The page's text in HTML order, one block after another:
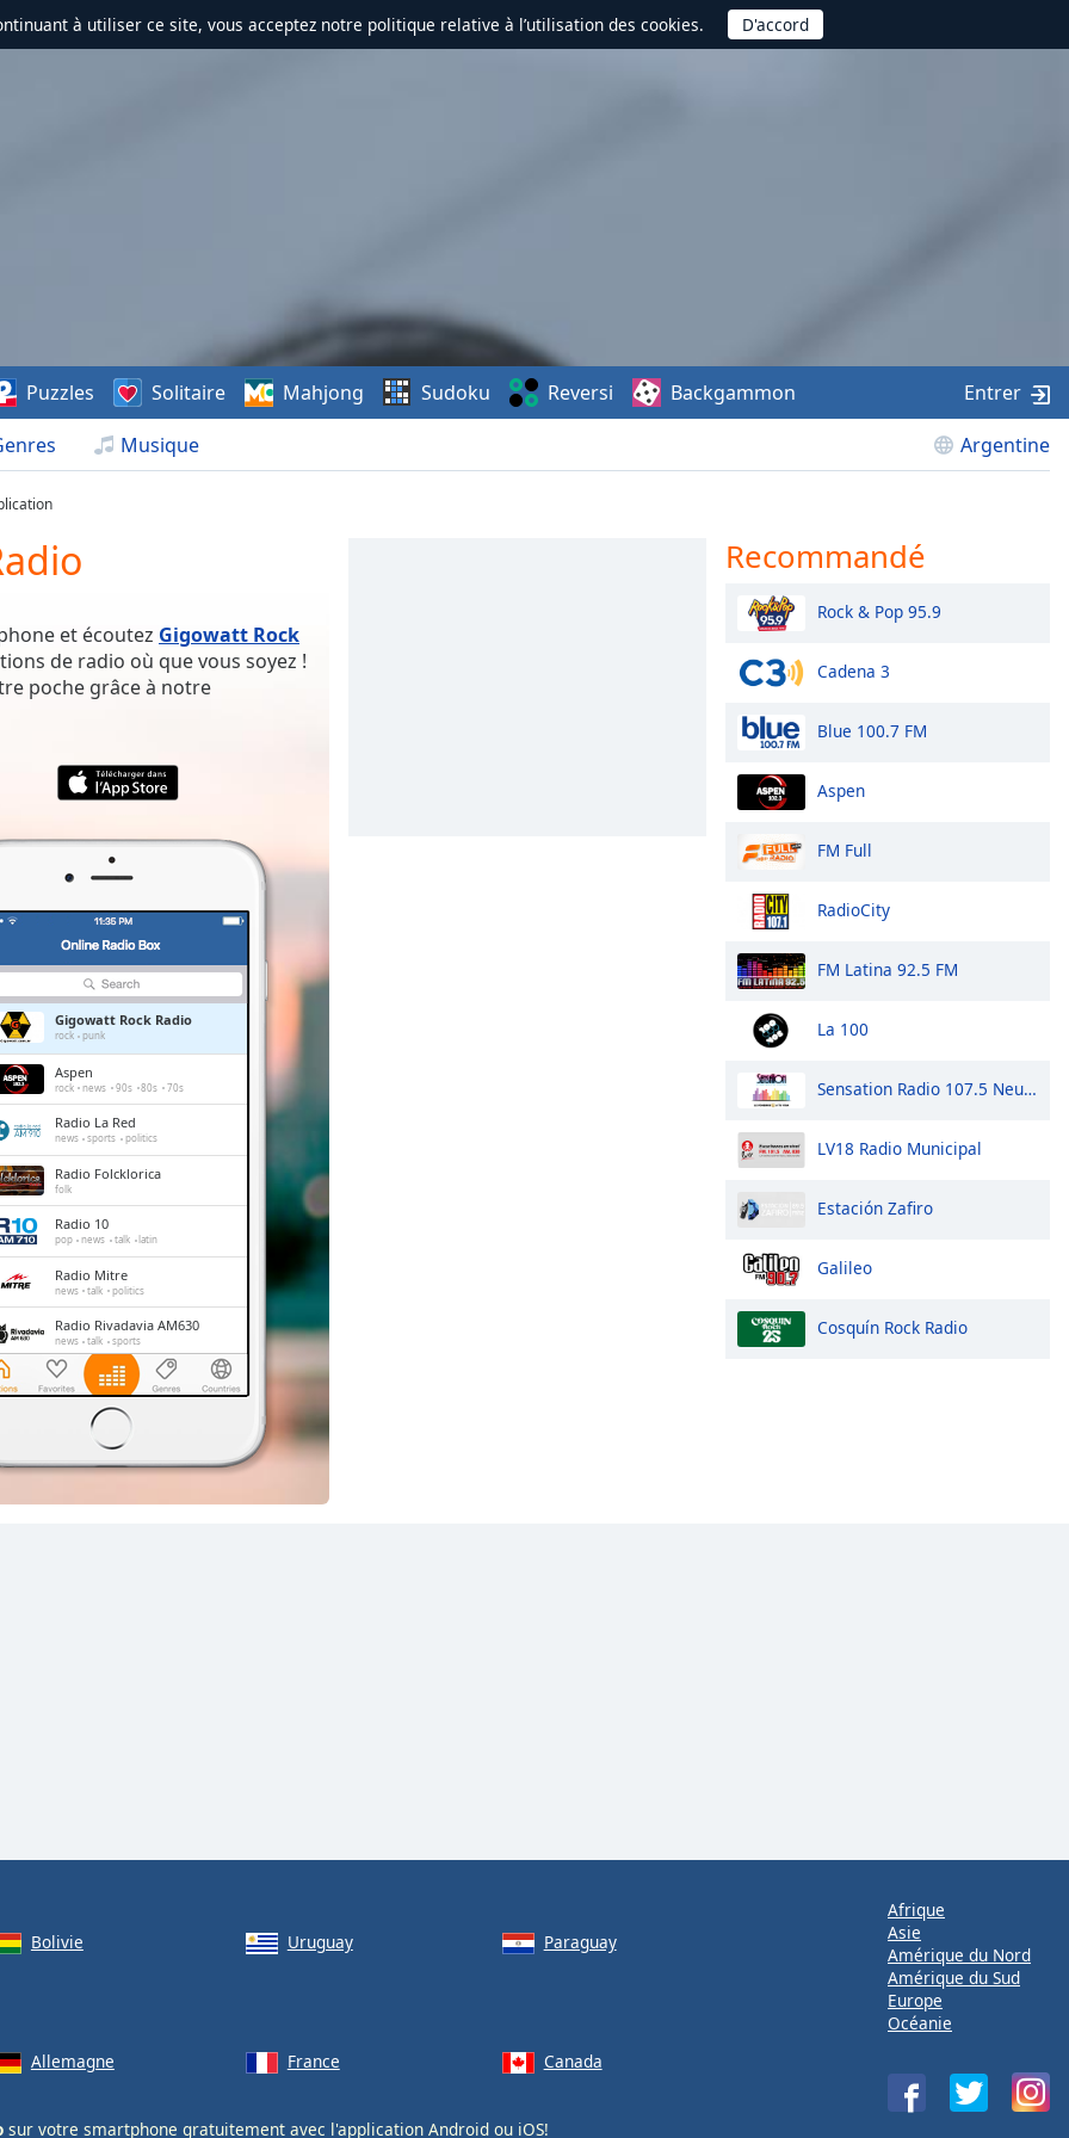
à utiliser ce site, vous acceptez notre politique relative à l’utilisation des cookies.
Musique Argentine
Puzzles Solitaire Mahjong Sudoku Reversi Backgammon Entrer
et écoutez Gigowatt Rock
de radio où que vous soyez !
poche grâce à notre
Gigowatt Rock Radio
rock punk
Aspen
rock news 90s 80s 70s
Radio La Red
news sports politics
Radio Folcklorica
folk
Radio 10
pop news talk latin
Radio Mitre
news talk politics
Radio Rivadavia AM630
news talk sports
Rock & Pop 95.9
rock pop
Los 40
entertainment
Recommandé
Rock & Pop 95.9
Cadena 3
Blue 100.7 FM
Aspen
FM Full
RadioCity
FM Latina 92.5 FM
La 100
Sensation Radio 107.5 Neuquen
LV18 Radio Municipal
Estación Zafiro
Galileo
Cosquín Rock Radio
Bolivie Uruguay
Paraguay
Allemagne France Canada
sur votre smartphone gratuitement avec l'application Android ou iOS!
Afrique
Asie
Amérique du Nord
Amérique du Sud
Europe
Océanie